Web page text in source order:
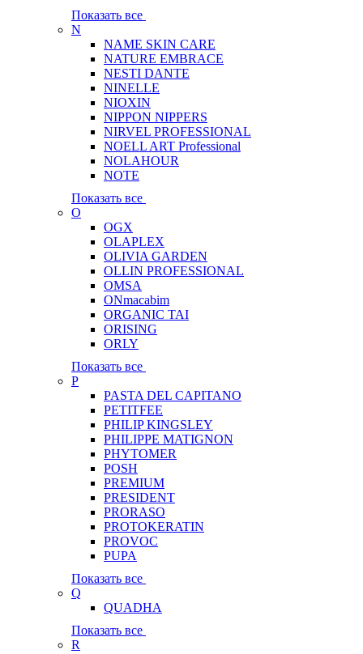
Показать все
N
NAME SKIN CARE
NATURE EMBRACE
NESTI DANTE
NINELLE
NIOXIN
NIPPON NIPPERS
NIRVEL PROFESSIONAL
NOELL ART Professional
NOLAHOUR
NOTE
Показать все
O
OGX
OLAPLEX
OLIVIA GARDEN
OLLIN PROFESSIONAL
OMSA
ONmacabim
ORGANIC TAI
ORISING
ORLY
Показать все
P
PASTA DEL CAPITANO
PETITFEE
PHILIP KINGSLEY
PHILIPPE MATIGNON
PHYTOMER
POSH
PREMIUM
PRESIDENT
PRORASO
PROTOKERATIN
PROVOC
PUPA
Показать все
Q
QUADHA
Показать все
R